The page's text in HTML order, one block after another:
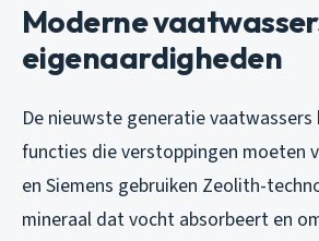
Moderne
eigenaardigheden
De nieuwste generatie vaatwassers
functies die verstoppingen moeten
en Siemens gebruiken Zeolith-
mineraal dat vocht absorbeert en